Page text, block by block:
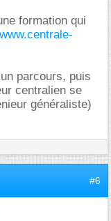
formation qui
parcours, puis
centralien se
généraliste)
#6